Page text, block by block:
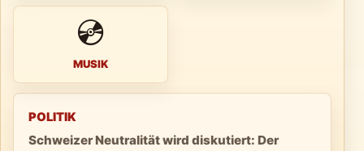
💿
MUSIK
POLITIK
Schweizer Neutralität wird diskutiert: Der